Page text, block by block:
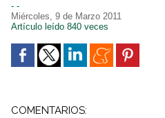
- -
Miércoles, 9 de Marzo 2011
Artículo leído 840 veces
COMENTARIOS: